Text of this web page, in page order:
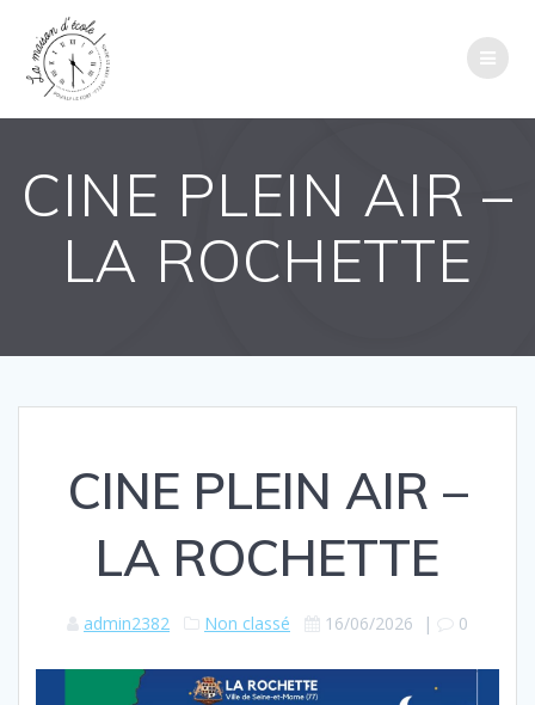
CINE PLEIN AIR –
LA ROCHETTE
CINE PLEIN AIR –
LA ROCHETTE
admin2382 Non classé 16/06/2026 | 0